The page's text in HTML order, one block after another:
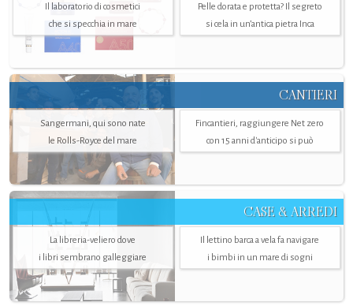
Il laboratorio di cosmetici
che si specchia in mare
Pelle dorata e protetta? Il segreto
si cela in un’antica pietra Inca
CANTIERI
Sangermani, qui sono nate
le Rolls-Royce del mare
Fincantieri, raggiungere Net zero
con 15 anni d'anticipo si può
CASE & ARREDI
La libreria-veliero dove
i libri sembrano galleggiare
Il lettino barca a vela fa navigare
i bimbi in un mare di sogni